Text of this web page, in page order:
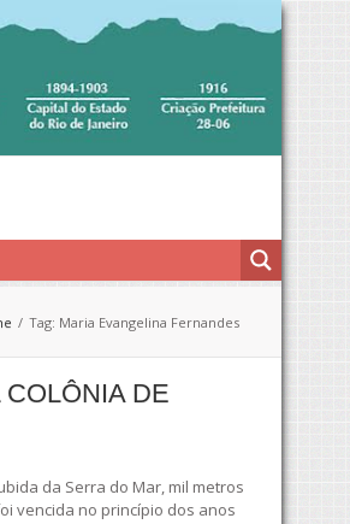
Tag: Maria Evangelina Fernandes
DE
da Serra do Mar, mil metros
vencida no princípio dos anos